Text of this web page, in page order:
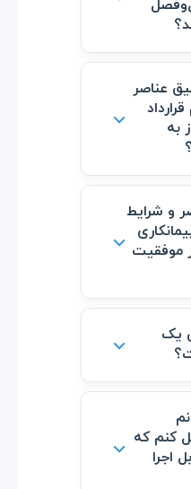
کاهش می‌دهند.
حل اختلاف
سردرگمی
عناصر
به
⌵
حقوقی
جامع‌تر و
و شرایط
موفقیت ⌵
صحیح
و افزایش
می‌شود.
یک
⌵
پیشنهاد،
و قانونی
کنم که
اجرا
⌵